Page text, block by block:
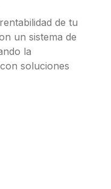
de tu
un sistema de
la
soluciones